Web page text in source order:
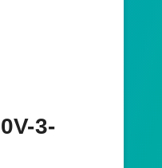
3-